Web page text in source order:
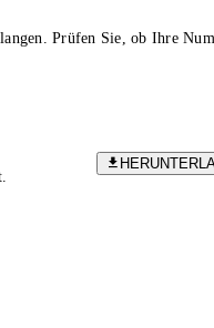
Prüfen Sie, ob Ihre